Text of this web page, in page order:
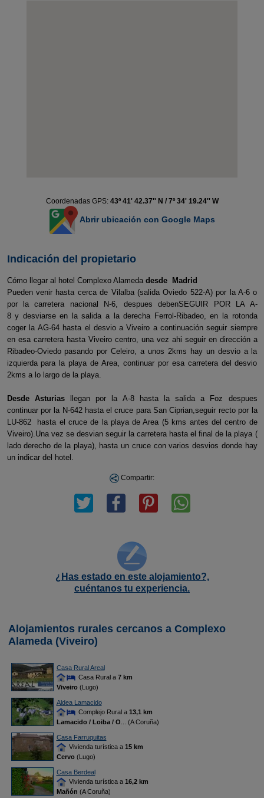
Coordenadas GPS: 43º 41' 42.37'' N / 7º 34' 19.24'' W
Abrir ubicación con Google Maps
Indicación del propietario
Cómo llegar al hotel Complexo Alameda desde Madrid
Pueden venir hasta cerca de Vilalba (salida Oviedo 522-A) por la A-6 o
por la carretera nacional N-6, despues debenSEGUIR POR LA A-
8 y desviarse en la salida a la derecha Ferrol-Ribadeo, en la rotonda
coger la AG-64 hasta el desvio a Viveiro a continuación seguir siempre
en esa carretera hasta Viveiro centro, una vez ahi seguir en dirección a
Ribadeo-Oviedo pasando por Celeiro, a unos 2kms hay un desvio a la
izquierda para la playa de Area, continuar por esa carretera del desvio
2kms a lo largo de la playa.
Desde Asturiasllegan por la A-8 hasta la salida a Foz despues
continuar por la N-642 hasta el cruce para San Ciprian,seguir recto por la
LU-862 hasta el cruce de la playa de Area (5 kms antes del centro de
Viveiro).Una vez se desvian seguir la carretera hasta el final de la playa (
lado derecho de la playa), hasta un cruce con varios desvios donde hay
un indicar del hotel.
Compartir:
¿Has estado en este alojamiento?,
cuéntanos tu experiencia.
Alojamientos rurales cercanos a Complexo
Alameda (Viveiro)
Casa Rural Areal
Casa Rural a 7 km
Viveiro(Lugo)
Aldea Lamacido
Complejo Rural a 13,1 km
Lamacido / Loiba / O ... (A Coruña)
Casa Farruquitas
Vivienda turística a 15 km
Cervo(Lugo)
Casa Berdeal
Vivienda turística a 16,2 km
Mañón (A Coruña)